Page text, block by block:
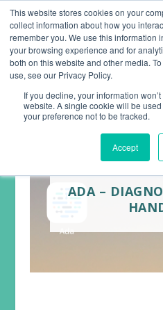
This website stores cookies on your
collect information about how you
remember you. We use this information
your browsing experience and for
both on this website and other media.
use, see our Privacy Policy.
If you decline, your information
website. A single cookie will be
your preference not to be tracked.
Accept
ADA –